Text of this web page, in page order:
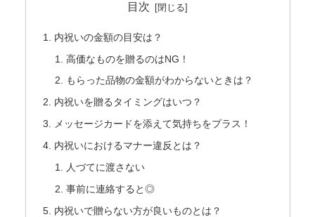
目次
内祝いの金額の目安は？
高価なものを贈るのはNG！
もらった品物の金額がわからないときは？
内祝いを贈るタイミングはいつ？
メッセージカードを添えて気持ちをプラス！
内祝いにおけるマナー違反とは？
人づてに渡さない
事前に連絡すると◎
内祝いで贈らない方が良いものとは？